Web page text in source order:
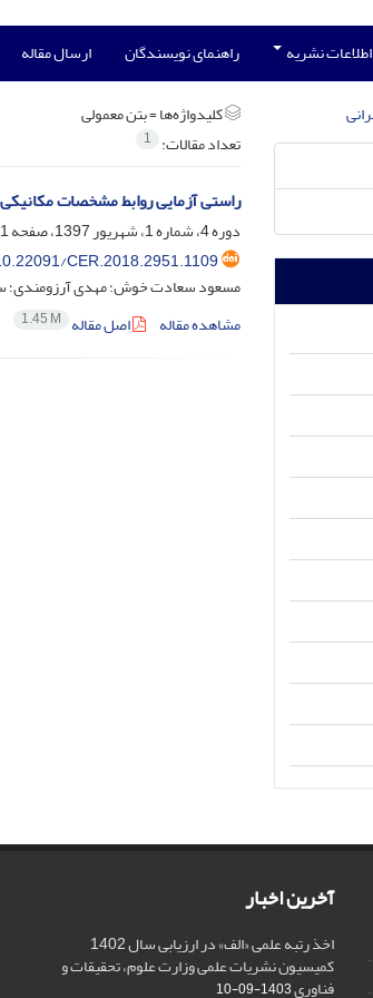
اطلاعات نشریه راهنمای نویسندگان ارسال مقاله
کلیدواژه‌ها =بتن معمولی
تعداد مقالات: 1
راستی آزمایی روابط مشخصات
دوره 4، شماره 1، شهریور 1397، صفحه
CER.2018.2951.1109
مسعود سعادت خوش؛ مهدی آرزومندی؛
مشاهده مقاله
اصل مقاله 1.45 M
آخرین اخبار
اخذ رتبه علمی «الف» در ارزیابی سال 1402
کمیسیون نشریات علمی وزارت علوم، تحقیقات و
فناوری1403-09-10